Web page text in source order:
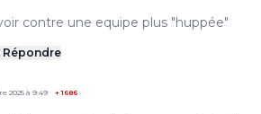
contre une equipe plus "huppée"
Répondre
2025 à 9:49 +1686